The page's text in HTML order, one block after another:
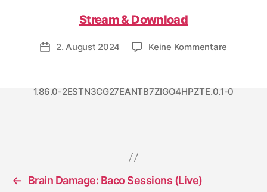
Stream & Download
Veröffentlichungsdatum
2. August 2024 Keine Kommentare
&
Alvin
1.86.0-2ESTN3CG27EANTB7ZIGO4HPZTE.0.1-0
←
Brain Damage: Baco Sessions (Live)